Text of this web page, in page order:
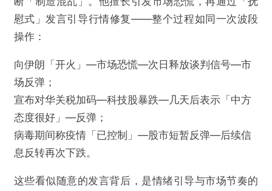
慰式」发言引导行情修复——整个过程如同一次波段
操作：
向伊朗「开火」—市场恐慌—次日释放谈判信号—市
场反弹；
宣布对华关税加码—科技股暴跌—几天后表示「中方
态度很好」—反弹；
病毒期间称疫情「已控制」—股市短暂反弹—后续信
息反转再次下跌。
这些看似随意的发言背后，是情绪引导与市场节奏的